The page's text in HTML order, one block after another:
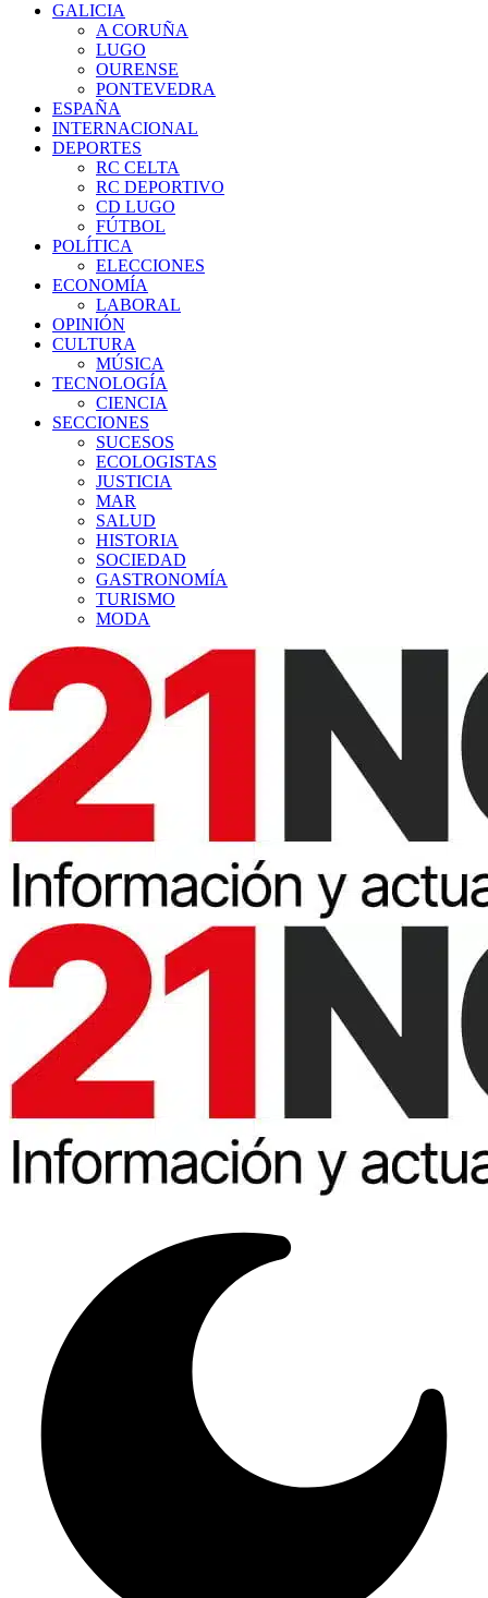
GALICIA
A CORUÑA
LUGO
OURENSE
PONTEVEDRA
ESPAÑA
INTERNACIONAL
DEPORTES
RC CELTA
RC DEPORTIVO
CD LUGO
FÚTBOL
POLÍTICA
ELECCIONES
ECONOMÍA
LABORAL
OPINIÓN
CULTURA
MÚSICA
TECNOLOGÍA
CIENCIA
SECCIONES
SUCESOS
ECOLOGISTAS
JUSTICIA
MAR
SALUD
HISTORIA
SOCIEDAD
GASTRONOMÍA
TURISMO
MODA